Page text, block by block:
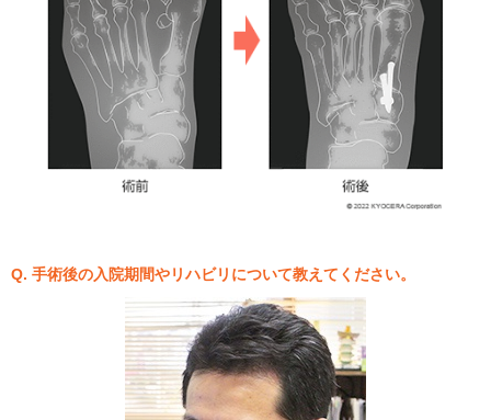
Q. 手術後の入院期間やリハビリについて教えてください。